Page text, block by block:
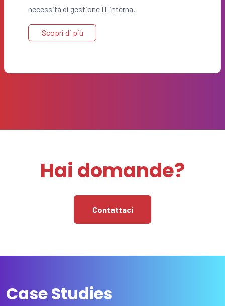
necessità di gestione IT interna.
Scopri di più
Hai domande?
Contattaci
Case Studies